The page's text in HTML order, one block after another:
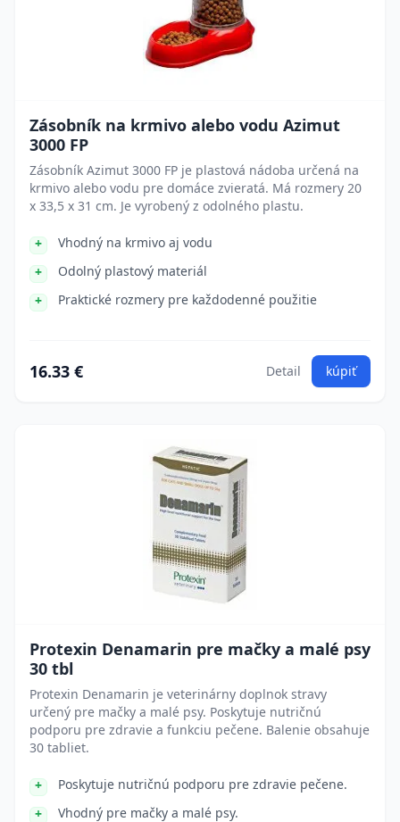
Zásobník na krmivo alebo vodu Azimut
3000 FP
Zásobník Azimut 3000 FP je plastová nádoba určená na
krmivo alebo vodu pre domáce zvieratá. Má rozmery 20
x 33,5 x 31 cm. Je vyrobený z odolného plastu.
Vhodný na krmivo aj vodu
Odolný plastový materiál
Praktické rozmery pre každodenné použitie
16.33 € Detail kúpiť
Protexin Denamarin pre mačky a malé psy
30 tbl
Protexin Denamarin je veterinárny doplnok stravy
určený pre mačky a malé psy. Poskytuje nutričnú
podporu pre zdravie a funkciu pečene. Balenie obsahuje
30 tabliet.
Poskytuje nutričnú podporu pre zdravie pečene.
Vhodný pre mačky a malé psy.